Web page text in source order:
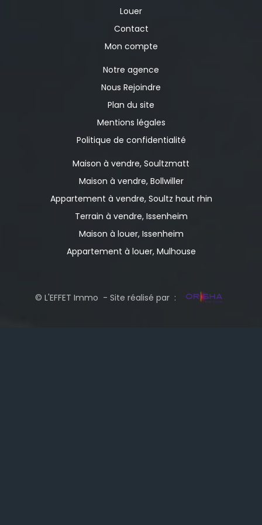
Louer
Contact
Mon compte
Notre agence
Nous Rejoindre
Plan du site
Mentions légales
Politique de confidentialité
Maison à vendre, Soultzmatt
Maison à vendre, Bollwiller
Appartement à vendre, Soultz haut rhin
Terrain à vendre, Issenheim
Maison à louer, Issenheim
Appartement à louer, Mulhouse
© L'EFFET Immo - Site réalisé par :